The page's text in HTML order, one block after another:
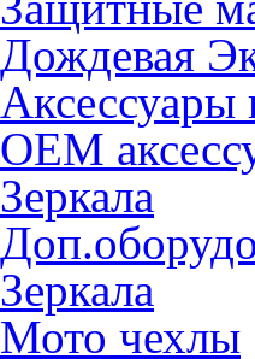
Дождевая
Аксессуары
OEM
Зеркала
Зеркала
Мото чехлы